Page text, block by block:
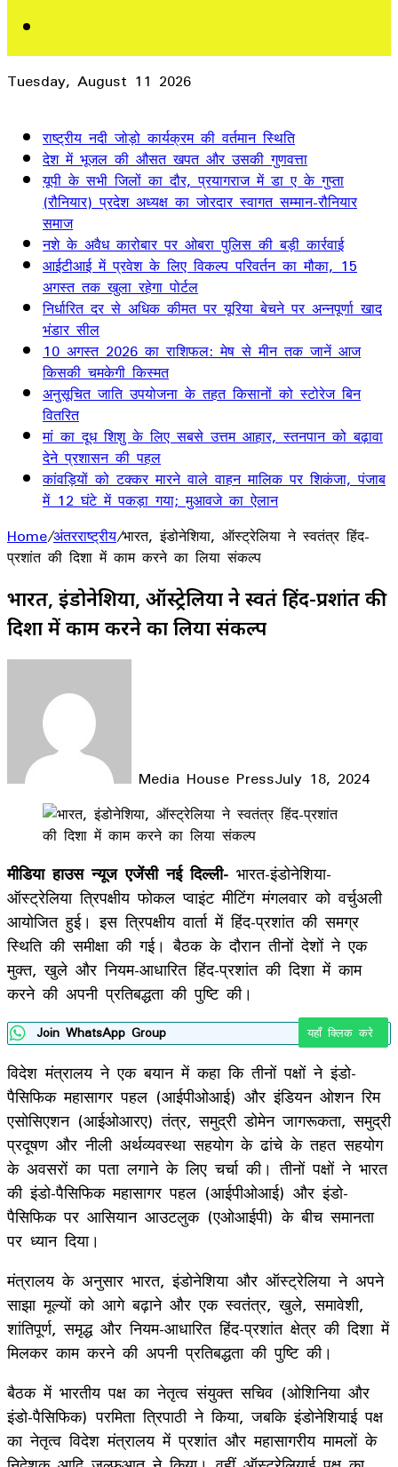
Tuesday, August 11 2026
राष्ट्रीय नदी जोड़ो कार्यक्रम की वर्तमान स्थिति
देश में भूजल की औसत खपत और उसकी गुणवत्ता
यूपी के सभी जिलों का दौर, प्रयागराज में डा ए के गुप्ता
(रौनियार) प्रदेश अध्यक्ष का जोरदार स्वागत सम्मान-रौनियार
समाज
नशे के अवैध कारोबार पर ओबरा पुलिस की बड़ी कार्रवाई
आईटीआई में प्रवेश के लिए विकल्प परिवर्तन का मौका, 15
अगस्त तक खुला रहेगा पोर्टल
निर्धारित दर से अधिक कीमत पर यूरिया बेचने पर अन्नपूर्णा खाद
भंडार सील
10 अगस्त 2026 का राशिफल: मेष से मीन तक जानें आज
किसकी चमकेगी किस्मत
अनुसूचित जाति उपयोजना के तहत किसानों को स्टोरेज बिन
वितरित
मां का दूध शिशु के लिए सबसे उत्तम आहार, स्तनपान को बढ़ावा
देने प्रशासन की पहल
कांवड़ियों को टक्कर मारने वाले वाहन मालिक पर शिकंजा, पंजाब
में 12 घंटे में पकड़ा गया; मुआवजे का ऐलान
Home/अंतरराष्ट्रीय/भारत, इंडोनेशिया, ऑस्ट्रेलिया ने स्वतंत्र हिंद-
प्रशांत की दिशा में काम करने का लिया संकल्प
भारत, इंडोनेशिया, ऑस्ट्रेलिया ने स्वतंत्र हिंद-प्रशांत की
दिशा में काम करने का लिया संकल्प
Media House PressJuly 18, 2024
Facebook
LinkedIn
WhatsApp
Telegram
मीडिया हाउस न्यूज एजेंसी नई दिल्ली- भारत-इंडोनेशिया-
ऑस्ट्रेलिया त्रिपक्षीय फोकल प्वाइंट मीटिंग मंगलवार को वर्चुअली
आयोजित हुई। इस त्रिपक्षीय वार्ता में हिंद-प्रशांत की समग्र
स्थिति की समीक्षा की गई। बैठक के दौरान तीनों देशों ने एक
मुक्त, खुले और नियम-आधारित हिंद-प्रशांत की दिशा में काम
करने की अपनी प्रतिबद्धता की पुष्टि की।
Join WhatsApp Group यहाँ क्लिक करे
विदेश मंत्रालय ने एक बयान में कहा कि तीनों पक्षों ने इंडो-
पैसिफिक महासागर पहल (आईपीओआई) और इंडियन ओशन रिम
एसोसिएशन (आईओआरए) तंत्र, समुद्री डोमेन जागरूकता, समुद्री
प्रदूषण और नीली अर्थव्यवस्था सहयोग के ढांचे के तहत सहयोग
के अवसरों का पता लगाने के लिए चर्चा की। तीनों पक्षों ने भारत
की इंडो-पैसिफिक महासागर पहल (आईपीओआई) और इंडो-
पैसिफिक पर आसियान आउटलुक (एओआईपी) के बीच समानता
पर ध्यान दिया।
मंत्रालय के अनुसार भारत, इंडोनेशिया और ऑस्ट्रेलिया ने अपने
साझा मूल्यों को आगे बढ़ाने और एक स्वतंत्र, खुले, समावेशी,
शांतिपूर्ण, समृद्ध और नियम-आधारित हिंद-प्रशांत क्षेत्र की दिशा में
मिलकर काम करने की अपनी प्रतिबद्धता की पुष्टि की।
बैठक में भारतीय पक्ष का नेतृत्व संयुक्त सचिव (ओशिनिया और
इंडो-पैसिफिक) परमिता त्रिपाठी ने किया, जबकि इंडोनेशियाई पक्ष
का नेतृत्व विदेश मंत्रालय में प्रशांत और महासागरीय मामलों के